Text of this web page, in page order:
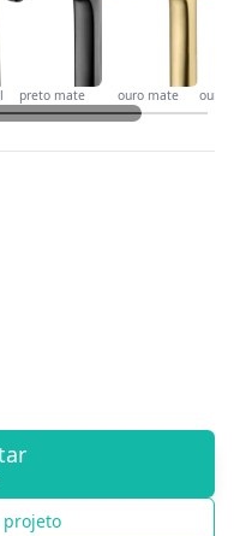
preto mate ouro mate ouro
projeto